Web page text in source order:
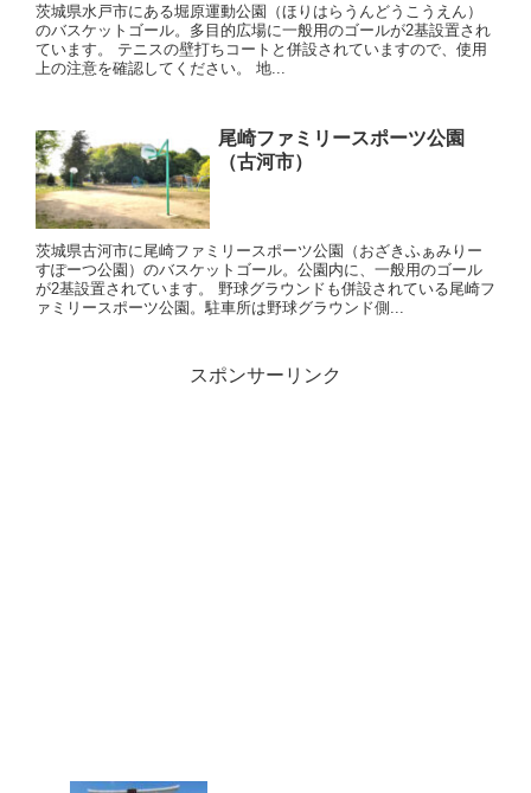
茨城県水戸市にある堀原運動公園（ほりはらうんどうこうえん）
のバスケットゴール。多目的広場に一般用のゴールが2基設置され
ています。 テニスの壁打ちコートと併設されていますので、使用
上の注意を確認してください。 地...
尾崎ファミリースポーツ公園
（古河市）
茨城県古河市に尾崎ファミリースポーツ公園（おざきふぁみりー
すぽーつ公園）のバスケットゴール。公園内に、一般用のゴール
が2基設置されています。 野球グラウンドも併設されている尾崎フ
ァミリースポーツ公園。駐車所は野球グラウンド側...
スポンサーリンク